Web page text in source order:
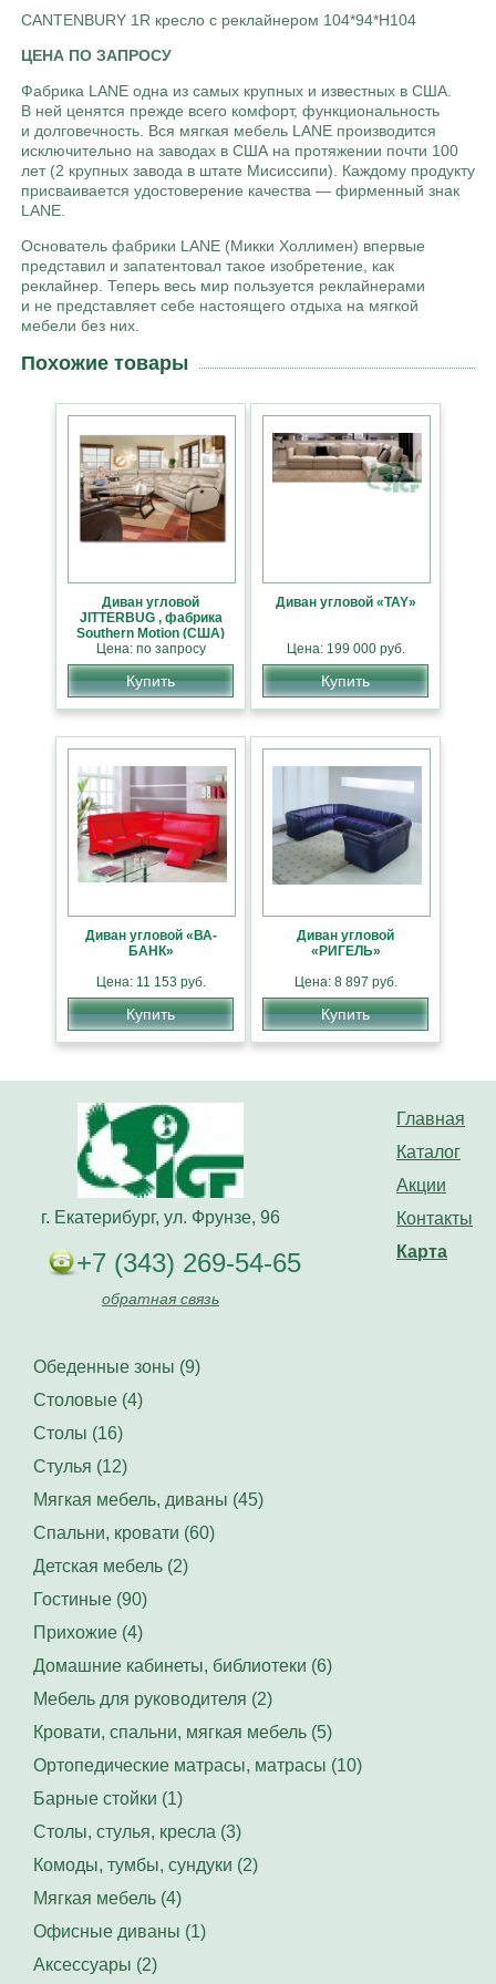
CANTENBURY 1R кресло с реклайнером 104*94*H104
ЦЕНА ПО ЗАПРОСУ
Фабрика LANE одна из самых крупных и известных в США.
В ней ценятся прежде всего комфорт, функциональность
и долговечность. Вся мягкая мебель LANE производится
исключительно на заводах в США на протяжении почти 100
лет (2 крупных завода в штате Мисиссипи). Каждому продукту
присваивается удостоверение качества — фирменный знак
LANE.
Основатель фабрики LANE (Микки Холлимен) впервые
представил и запатентовал такое изобретение, как
реклайнер. Теперь весь мир пользуется реклайнерами
и не представляет себе настоящего отдыха на мягкой
мебели без них.
Похожие товары
Диван угловой
JITTERBUG , фабрика
Southern Motion (США)
Цена: по запросу
Купить
Диван угловой «TAY»
Цена: 199 000 руб.
Купить
Диван угловой «ВА-
БАНК»
Цена: 11 153 руб.
Купить
Диван угловой
«РИГЕЛЬ»
Цена: 8 897 руб.
Купить
Главная
Каталог
Акции
Контакты
Карта
г. Екатерибург, ул. Фрунзе, 96
+7 (343) 269-54-65
обратная связь
Обеденные зоны (9)
Столовые (4)
Столы (16)
Стулья (12)
Мягкая мебель, диваны (45)
Спальни, кровати (60)
Детская мебель (2)
Гостиные (90)
Прихожие (4)
Домашние кабинеты, библиотеки (6)
Мебель для руководителя (2)
Кровати, спальни, мягкая мебель (5)
Ортопедические матрасы, матрасы (10)
Барные стойки (1)
Столы, стулья, кресла (3)
Комоды, тумбы, сундуки (2)
Мягкая мебель (4)
Офисные диваны (1)
Аксессуары (2)